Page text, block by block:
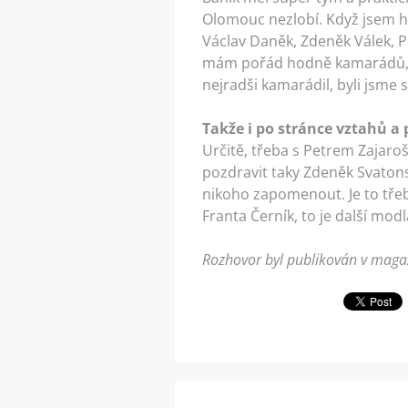
Olomouc nezlobí. Když jsem
Václav Daněk, Zdeněk
mám pořád hodně
nejradši kamarádil, byli jsme
Takže i po stránce vztahů
Určitě, třeba s Petrem
pozdravit taky Zdeněk
nikoho zapomenout. Je to
Franta Černík, to je další
Rozhovor byl publikován v